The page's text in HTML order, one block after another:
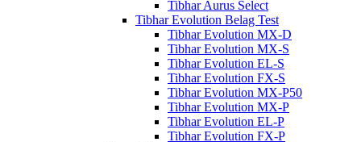
Tibhar Aurus Select
Tibhar Evolution Belag Test
Tibhar Evolution MX-D
Tibhar Evolution MX-S
Tibhar Evolution EL-S
Tibhar Evolution FX-S
Tibhar Evolution MX-P50
Tibhar Evolution MX-P
Tibhar Evolution EL-P
Tibhar Evolution FX-P